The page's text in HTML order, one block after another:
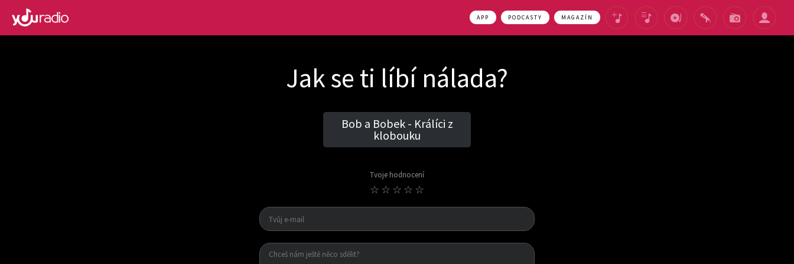
APP PODCASTY MAGAZÍN
Jak se ti líbí nálada?
Bob a Bobek - Králíci z
klobouku
Tvoje hodnocení
☆
☆
☆
☆
☆